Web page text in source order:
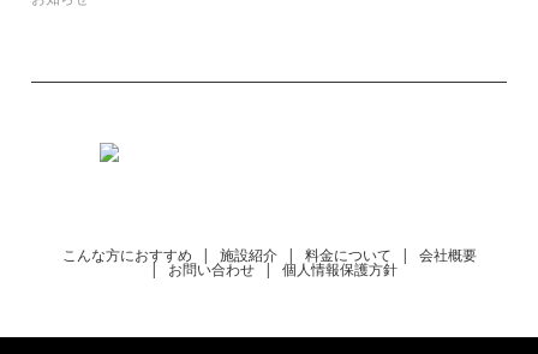
こんな方におすすめ 施設紹介 料金について 会社概要
お問い合わせ 個人情報保護方針